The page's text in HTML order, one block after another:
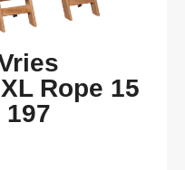
Rope 15